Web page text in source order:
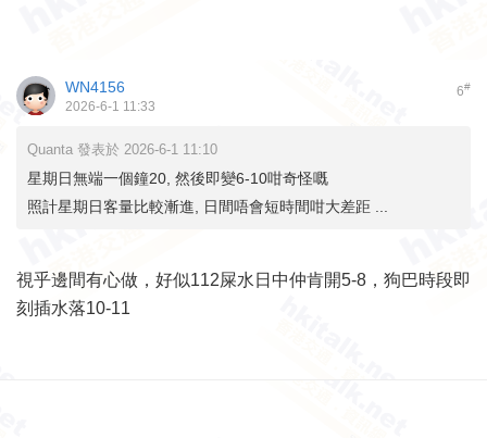
6#
WN4156
2026-6-1 11:33
Quanta 發表於 2026-6-1 11:10
星期日無端一個鐘20, 然後即變6-10咁奇怪嘅
照計星期日客量比較漸進, 日間唔會短時間咁大差距 ...
視乎邊間有心做，好似112屎水日中仲肯開5-8，狗巴時段即
刻插水落10-11